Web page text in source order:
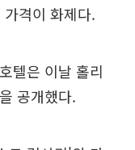
격이 화제다.
텔은 이날 홀리
공개했다.